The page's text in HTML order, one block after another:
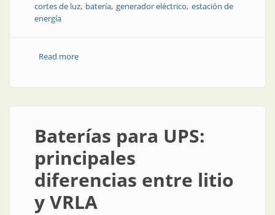
cortes de luz batería generador eléctrico estación de
energía
Read moreabout Energía constante, ecológica y sin ruidos
Baterías para UPS:
principales
diferencias entre litio
y VRLA